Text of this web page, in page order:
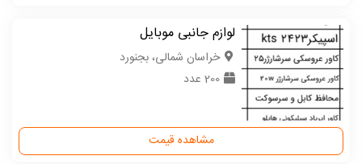
لوازم جانبی موبایل
خراسان شمالی، بجنورد
200 عدد
مشاهده قیمت